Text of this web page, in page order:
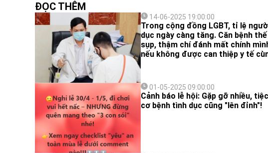
ĐỌC THÊM
14-06-2025 19:00:00
Trong cộng đồng LGBT, tỉ lệ
dục ngày càng tăng. Căn bệnh
sụp, thậm chí đánh mất chính
nếu không được can thiệp y tế
01-05-2025 09:00:00
Cảnh báo lễ hội: Gặp gỡ nhiều,
cơ bệnh tình dục cũng "lên đỉnh"!